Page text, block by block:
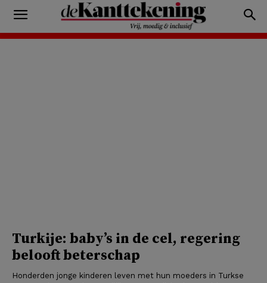
Turkije: baby’s in de cel, regering
belooft beterschap
Honderden jonge kinderen leven met hun moeders in Turkse